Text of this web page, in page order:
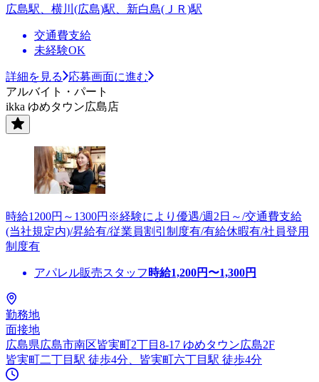
広島駅、横川(広島)駅、新白島(ＪＲ)駅
交通費支給
未経験OK
詳細を見る
応募画面に進む
アルバイト・パート
ikka ゆめタウン広島店
時給1200円～1300円※経験により優遇/週2日～/交通費支給
(当社規定内)/昇給有/従業員割引制度有/有給休暇有/社員登用
制度有
アパレル販売スタッフ 時給1,200円〜1,300円
勤務地
面接地
広島県広島市南区皆実町2丁目8-17 ゆめタウン広島2F
皆実町二丁目駅 徒歩4分、皆実町六丁目駅 徒歩4分